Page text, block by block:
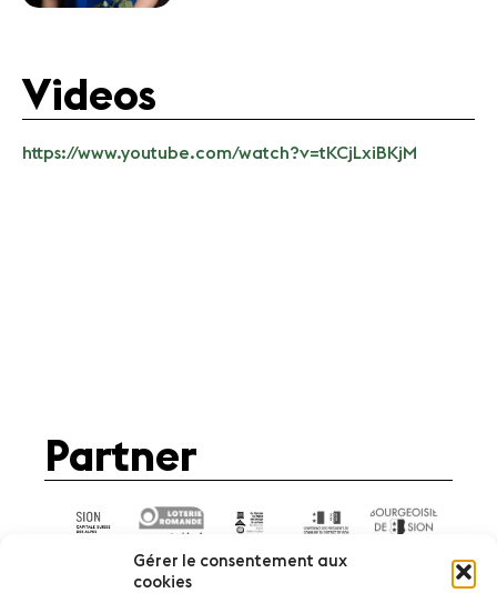
Gérer le consentement aux
cookies
Videos
https://www.youtube.com/watch?v=tKCjLxiBKjM
Partner